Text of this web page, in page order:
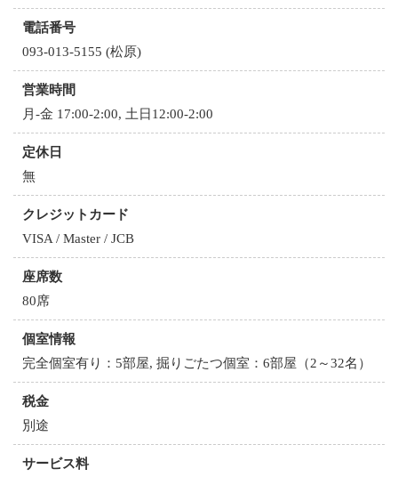
電話番号
093-013-5155 (松原)
営業時間
月-金 17:00-2:00, 土日12:00-2:00
定休日
無
クレジットカード
VISA / Master / JCB
座席数
80席
個室情報
完全個室有り：5部屋, 掘りごたつ個室：6部屋（2～32名）
税金
別途
サービス料